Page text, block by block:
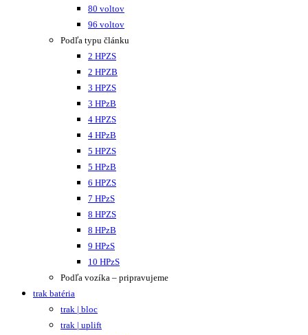
80 voltov
96 voltov
Podľa typu článku
2 HPZS
2 HPZB
3 HPZS
3 HPzB
4 HPZS
4 HPzB
5 HPZS
5 HPzB
6 HPZS
7 HPzS
8 HPZS
8 HPzB
9 HPzS
10 HPzS
Podľa vozíka – pripravujeme
trak batéria
trak | bloc
trak | uplift